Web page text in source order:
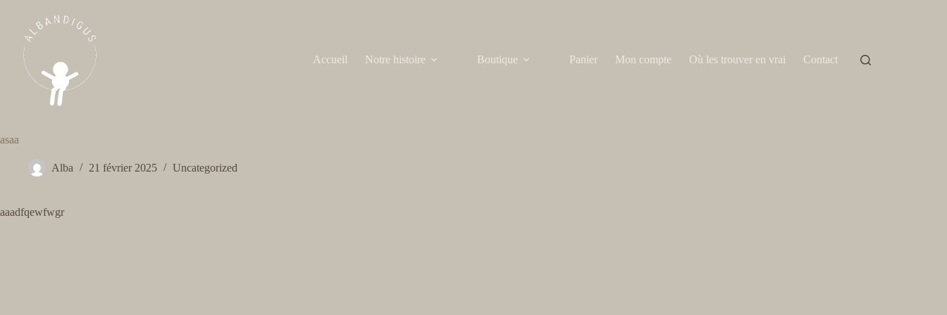
contenu
Accueil Notre histoire Boutique Panier Mon compte Où les trouver en vrai Contact
asaa
Alba 21 février 2025 Uncategorized
aaadfqewfwgr